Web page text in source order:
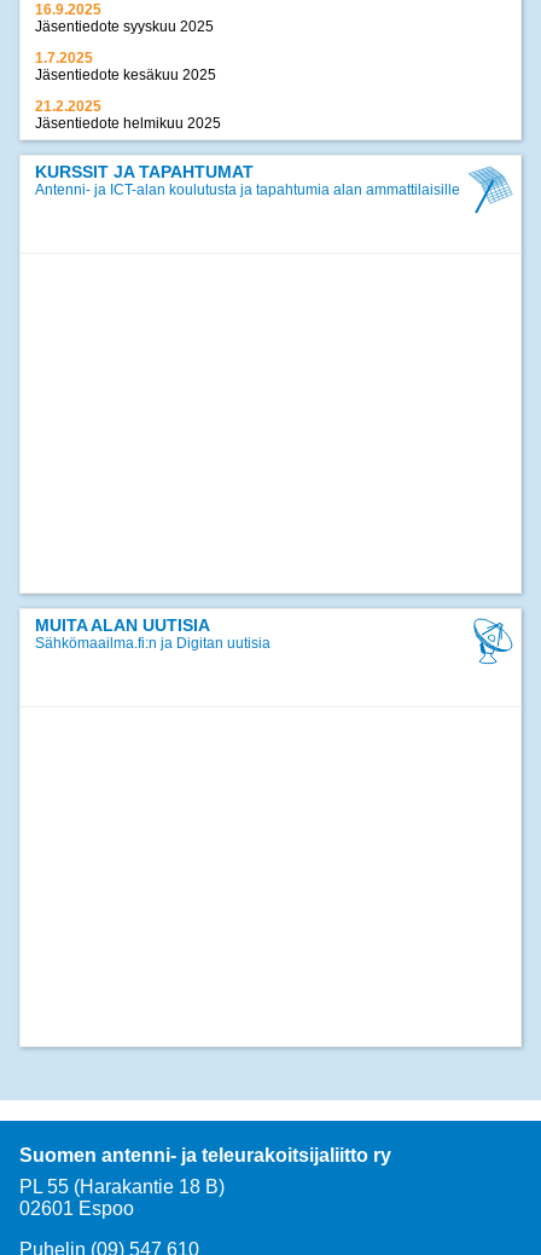
16.9.2025
Jäsentiedote syyskuu 2025
1.7.2025
Jäsentiedote kesäkuu 2025
21.2.2025
Jäsentiedote helmikuu 2025
17.12.2024
Jäsentiedote joulukuu 2024
KURSSIT JA TAPAHTUMAT
Antenni- ja ICT-alan koulutusta ja tapahtumia alan ammattilaisille
MUITA ALAN UUTISIA
Sähkömaailma.fi:n ja Digitan uutisia
Suomen antenni- ja teleurakoitsijaliitto ry
PL 55 (Harakantie 18 B)
02601 Espoo
Puhelin (09) 547 610